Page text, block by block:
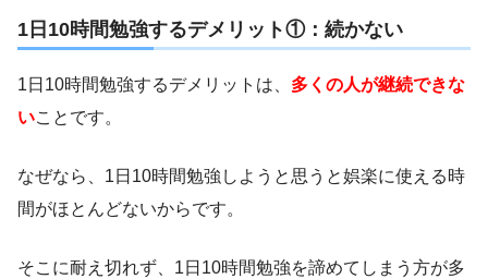
1日10時間勉強するデメリット①：続かない
1日10時間勉強するデメリットは、 多くの人が継続できな
いことです。
なぜなら、1日10時間勉強しようと思うと娯楽に使える時
間がほとんどないからです。
そこに耐え切れず、1日10時間勉強を諦めてしまう方が多